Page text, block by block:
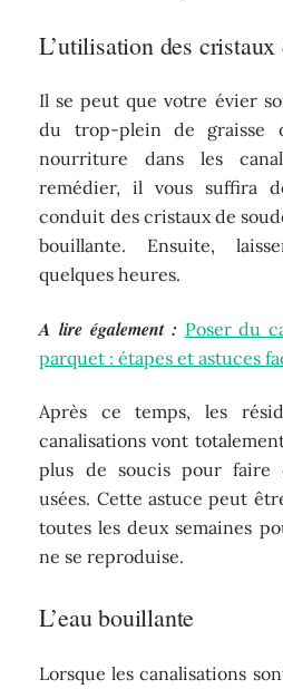
L’utilisation des cristaux
Il se peut que votre évier
du trop-plein de graisse
nourriture dans les
remédier, il vous suffira
conduit des cristaux de
bouillante. Ensuite,
quelques heures.
A lire également : Poser du
parquet : étapes et astuces
Après ce temps, les
canalisations vont
plus de soucis pour faire
usées. Cette astuce peut
toutes les deux semaines
ne se reproduise.
L’eau bouillante
Lorsque les canalisations